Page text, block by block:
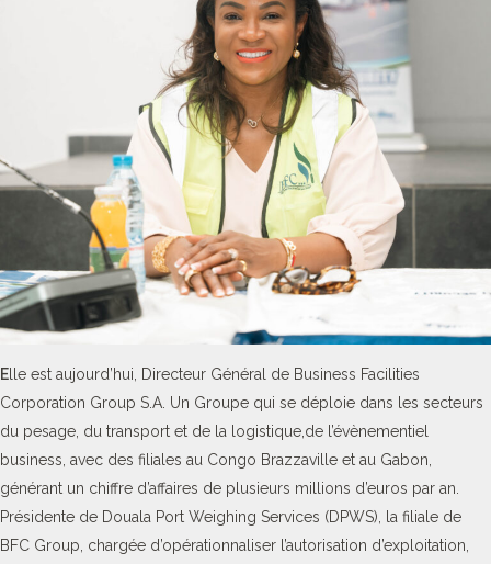
E lle est aujourd’hui, Directeur Général de Business Facilities
Corporation Group S.A. Un Groupe qui se déploie dans les secteurs
du pesage, du transport et de la logistique,de l’évènementiel
business, avec des filiales au Congo Brazzaville et au Gabon,
générant un chiffre d’affaires de plusieurs millions d’euros par an.
Présidente de Douala Port Weighing Services (DPWS), la filiale de
BFC Group, chargée d’opérationnaliser l’autorisation d’exploitation,